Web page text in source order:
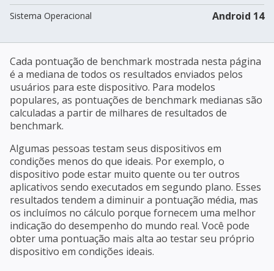
Sistema Operacional Android 14
Cada pontuação de benchmark mostrada nesta página
é a mediana de todos os resultados enviados pelos
usuários para este dispositivo. Para modelos
populares, as pontuações de benchmark medianas são
calculadas a partir de milhares de resultados de
benchmark.
Algumas pessoas testam seus dispositivos em
condições menos do que ideais. Por exemplo, o
dispositivo pode estar muito quente ou ter outros
aplicativos sendo executados em segundo plano. Esses
resultados tendem a diminuir a pontuação média, mas
os incluímos no cálculo porque fornecem uma melhor
indicação do desempenho do mundo real. Você pode
obter uma pontuação mais alta ao testar seu próprio
dispositivo em condições ideais.